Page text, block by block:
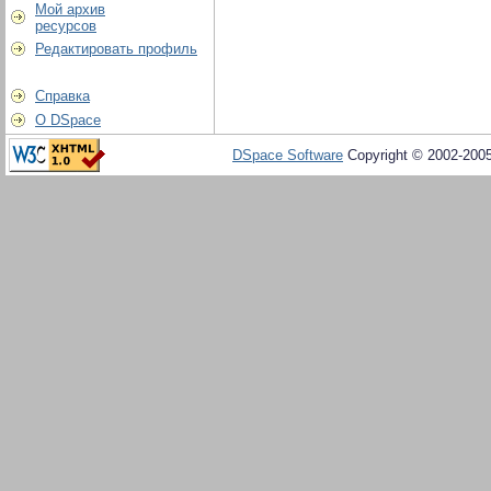
Мой архив
ресурсов
Редактировать профиль
Справка
О DSpace
DSpace Software Copyright © 2002-